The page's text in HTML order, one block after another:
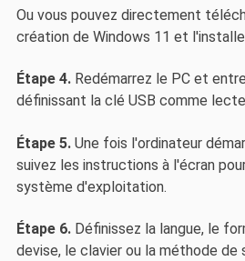
Ou vous pouvez directement
création de Windows 11 et
Étape 4.Redémarrez le PC et
définissant la clé USB comme
Étape 5.Une fois l'ordinateur
suivez les instructions à l'écran
système d'exploitation.
Étape 6.Définissez la langue, le
devise, le clavier ou la méthode de